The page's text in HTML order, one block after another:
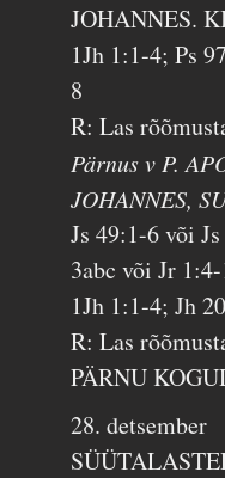
JOHANNES.
1Jh 1:1-4; Ps
8
R: Las
Pärnus v P.
JOHANNES,
Js 49:1-6 või
3abc või Jr
1Jh 1:1-4; Jh
R: Las
PÄRNU
28. detsember